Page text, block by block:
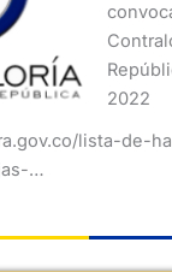
lista-de-
…